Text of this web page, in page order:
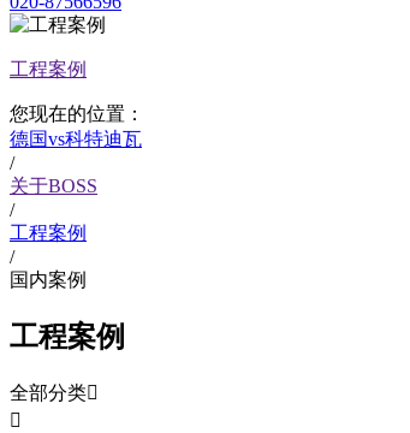
工程案例
您现在的位置：
德国vs科特迪瓦
/
关于BOSS
/
工程案例
/
国内案例
工程案例
全部分类
